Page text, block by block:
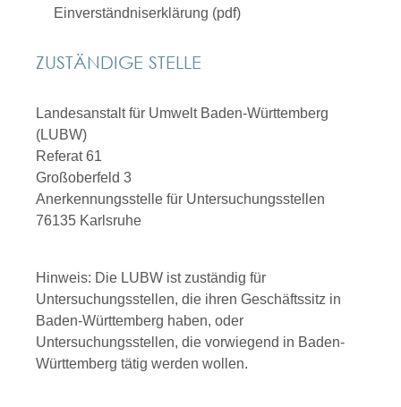
Einverständniserklärung (pdf)
ZUSTÄNDIGE STELLE
Landesanstalt für Umwelt Baden-Württemberg
(LUBW)
Referat 61
Großoberfeld 3
Anerkennungsstelle für Untersuchungsstellen
76135 Karlsruhe
Hinweis: Die LUBW ist zuständig für
Untersuchungsstellen, die ihren Geschäftssitz in
Baden-Württemberg haben, oder
Untersuchungsstellen, die vorwiegend in Baden-
Württemberg tätig werden wollen.